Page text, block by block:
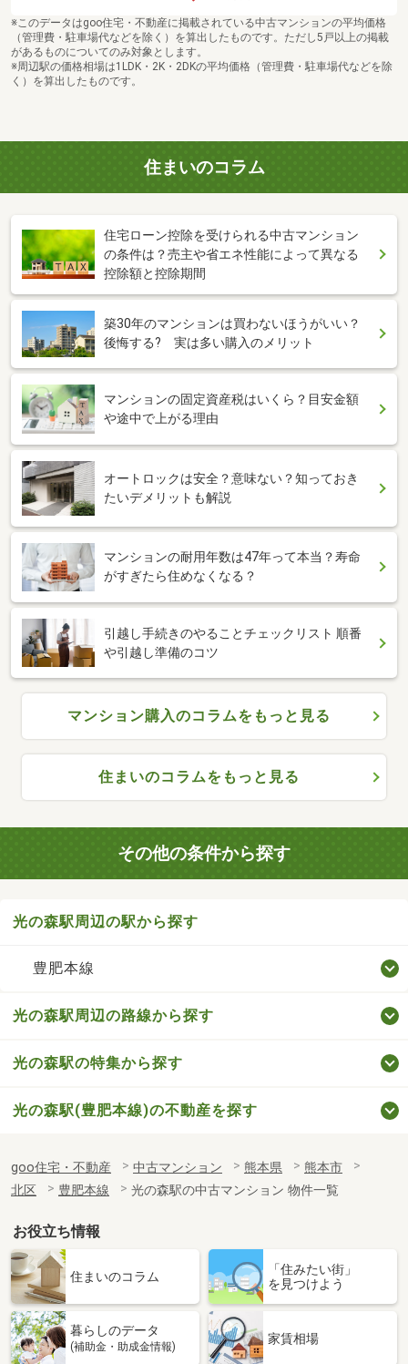
※このデータはgoo住宅・不動産に掲載されている中古マンションの平均価格
（管理費・駐車場代などを除く）を算出したものです。ただし5戸以上の掲載
があるものについてのみ対象とします。
※周辺駅の価格相場は1LDK・2K・2DKの平均価格（管理費・駐車場代などを除
く）を算出したものです。
住まいのコラム
住宅ローン控除を受けられる中古マンション
の条件は？売主や省エネ性能によって異なる
控除額と控除期間
築30年のマンションは買わないほうがいい？
後悔する? 実は多い購入のメリット
マンションの固定資産税はいくら？目安金額
や途中で上がる理由
オートロックは安全？意味ない？知っておき
たいデメリットも解説
マンションの耐用年数は47年って本当？寿命
がすぎたら住めなくなる？
引越し手続きのやることチェックリスト 順番
や引越し準備のコツ
マンション購入のコラムをもっと見る
住まいのコラムをもっと見る
その他の条件から探す
光の森駅周辺の駅から探す
豊肥本線
光の森駅周辺の路線から探す
光の森駅の特集から探す
光の森駅(豊肥本線)の不動産を探す
goo住宅・不動産 中古マンション 熊本県
熊本市
北区
豊肥本線 光の森駅の中古マンション 物件一覧
お役立ち情報
住まいのコラム
「住みたい街」
を見つけよう
暮らしのデータ
(補助金・助成金情報)
家賃相場